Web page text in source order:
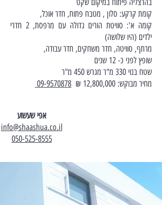
בהרצליה פיתוח במיקום שקט
קומת קרקע: סלון , מטבח פתוח, חדר אוכל,
קומה א': סוויטת הורים גדולה עם מרפסת, 2 חדרי
ילדים (היו שלושה)
מרתף, סוויטה, חדר משחקים, חדר עבודה,
שופץ לפני כ- 12 שנים
שטח בנוי 330 מ"ר מגרש 450 מ"ר
מחיר מבוקש: 12,800,000 ₪
09-9570878
אפי שעשוע
info@shaashua.co.il
050-525-8555